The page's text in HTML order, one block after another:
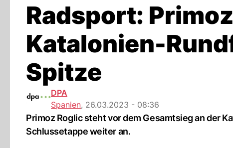
Radsport:
Katalonien-
Spitze
DPA
Spanien, 26.03.2023 - 08:36
Primoz Roglic steht vor dem Gesamtsieg an der
Schlussetappe weiter an.